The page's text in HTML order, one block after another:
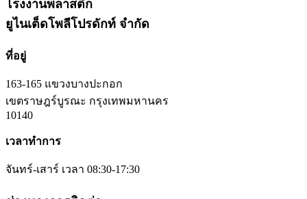
โรงงานพลาสติก
ยูไนเต็ดโพลีโปรดักท์ จำกัด
ที่อยู่
163-165 แขวงบางปะกอก
เขตราษฎร์บูรณะ กรุงเทพมหานคร
10140
เวลาทำการ
จันทร์-เสาร์ เวลา 08:30-17:30